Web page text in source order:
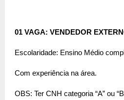
01 VAGA: VENDEDOR
Escolaridade: Ensino Médio
Com experiência na área.
OBS: Ter CNH categoria “A” ou